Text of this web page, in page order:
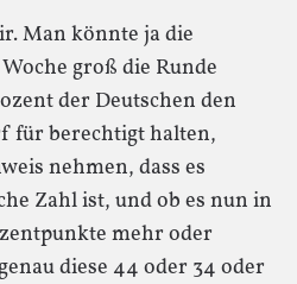
Man könnte ja die
groß die Runde
der Deutschen den
für berechtigt halten,
nehmen, dass es
Zahl ist, und ob es nun in
mehr oder
diese 44 oder 34 oder